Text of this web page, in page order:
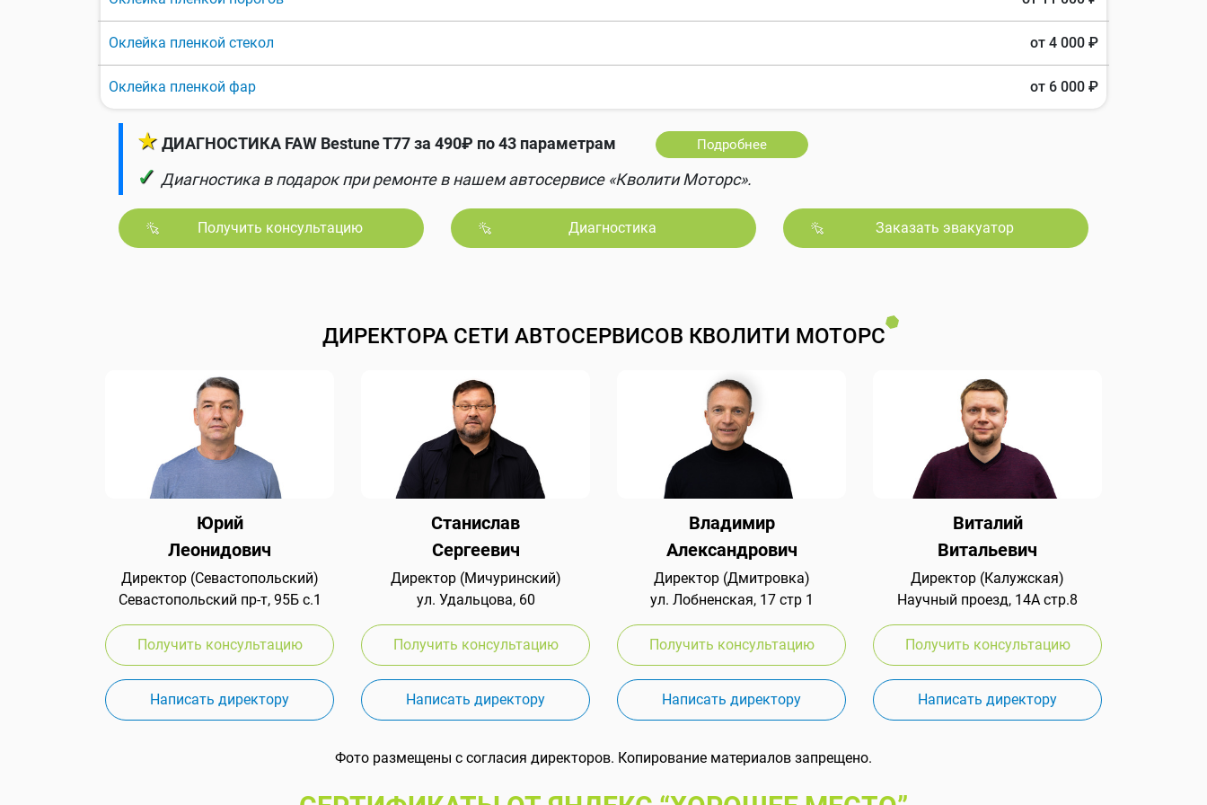
Оклейка пленкой стекол от 4 000 ₽
Оклейка пленкой фар от 6 000 ₽
★ ДИАГНОСТИКА FAW Bestune T77 за 490₽ по 43 параметрам Подробнее
✓ Диагностика в подарок при ремонте в нашем автосервисе «Кволити Моторс».
Получить консультацию Диагностика Заказать эвакуатор
ДИРЕКТОРА СЕТИ АВТОСЕРВИСОВ КВОЛИТИ МОТОРС
Юрий
Леонидович
Директор (Севастопольский)
Севастопольский пр-т, 95Б с.1
Получить консультацию
Написать директору
Станислав
Сергеевич
Директор (Мичуринский)
ул. Удальцова, 60
Получить консультацию
Написать директору
Владимир
Александрович
Директор (Дмитровка)
ул. Лобненская, 17 стр 1
Получить консультацию
Написать директору
Виталий
Витальевич
Директор (Калужская)
Научный проезд, 14А стр.8
Получить консультацию
Написать директору
Фото размещены с согласия директоров. Копирование материалов запрещено.